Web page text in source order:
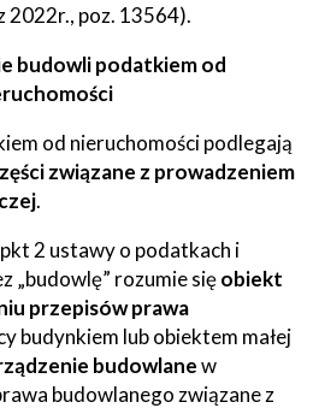
2022r., poz. 13564).
budowli podatkiem od
od nieruchomości podlegają
związane z prowadzeniem
.
2 ustawy o podatkach i
„budowlę” rozumie sięobiekt
przepisów prawa
budynkiem lub obiektem małej
budowlanew
budowlanego związane z